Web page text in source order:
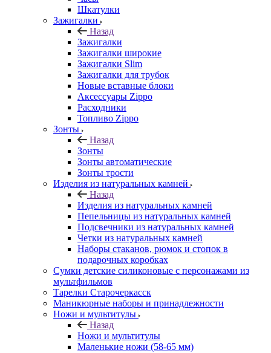
Шкатулки
Зажигалки
Назад
Зажигалки
Зажигалки широкие
Зажигалки Slim
Зажигалки для трубок
Новые вставные блоки
Аксессуары Zippo
Расходники
Топливо Zippo
Зонты
Назад
Зонты
Зонты автоматические
Зонты трости
Изделия из натуральных камней
Назад
Изделия из натуральных камней
Пепельницы из натуральных камней
Подсвечники из натуральных камней
Четки из натуральных камней
Наборы стаканов, рюмок и стопок в
подарочных коробках
Сумки детские силиконовые с персонажами из
мультфильмов
Тарелки Старочеркасск
Маникюрные наборы и принадлежности
Ножи и мультитулы
Назад
Ножи и мультитулы
Маленькие ножи (58-65 мм)